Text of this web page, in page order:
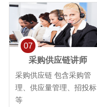
07
采购供应链讲师
采购供应链 包含采购管
理、供应量管理、招投标
等